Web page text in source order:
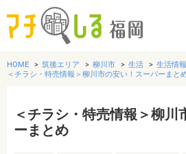
グルメ
HOME 筑後エリア 柳川市 生活
生活情報
＜チラシ・特売情報＞柳川市の安い！スーパーまと
＜チラシ・特売情報＞柳川
ーまとめ